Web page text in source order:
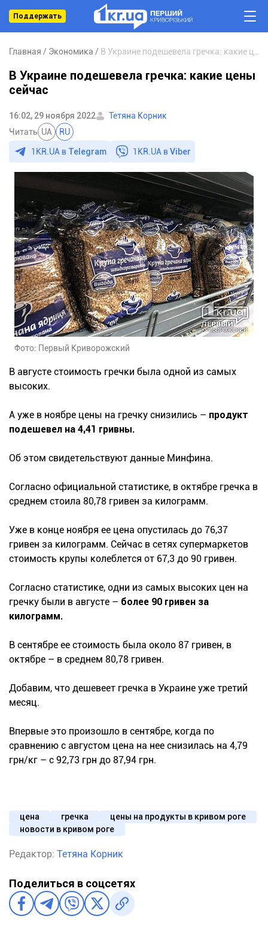
Поддержать
Главная Экономика
В Украине подешевела гречка: какие цены
сейчас
16:02, 29 ноября 2022
Тетяна Корник
Читать UA RU
1KR.UA в Telegram 1KR.UA вViber
Фото: Первый Криворожский
В августе стоимость гречки была одной из самых
высоких.
А уже в ноябре цены на гречку снизились – продукт
подешевел на 4,41 гривны.
Об этом свидетельствуют данные Минфина.
Согласно официальной статистике, в октябре гречка в
среднем стоила 80,78 гривен за килограмм.
Уже в конце ноября ее цена опустилась до 76,37
гривен за килограмм. Сейчас в сетях супермаркетов
стоимость крупы колеблется от 67,3 до 90 гривен.
Согласно статистике, одни из самых высоких цен на
гречку были в августе – более 90 гривен за
килограмм.
В сентябре ее стоимость была около 87 гривен, в
октябре – в среднем 80,78 гривен.
Добавим, что дешевеет гречка в Украине уже третий
месяц.
Впервые это произошло в сентябре, когда по
сравнению с августом цена на нее снизилась на 4,79
грн/кг – с 92,73 грн до 87,94 грн.
цена гречка
цены на продукты в кривом роге
новости в кривом роге
Редактор: Тетяна Корник
Поделиться в соцсетях